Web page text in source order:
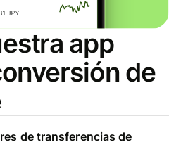
app
de
de transferencias de